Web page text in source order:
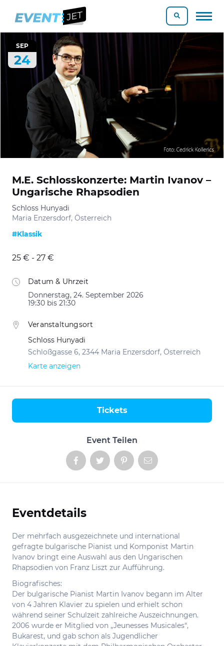
SEP
24
M.E. Schlosskonzerte: Martin Ivanov –
Ungarische Rhapsodien
Schloss Hunyadi
Maria Enzersdorf, Österreich
#Klassik
25 € - 27 €
Datum & Uhrzeit
Donnerstag, 24. September 2026
19:30 bis 21:30
Veranstaltungsort
Schloss Hunyadi
Schloßgasse 6, 2344 Maria Enzersdorf, Österreich
Karte anzeigen
Event Teilen
Tickets
Informationen
Eventdetails
Der mehrfach ausgezeichnete und international
gefragte bulgarische Pianist und Komponist Martin
Ivanov bringt eine Auswahl aus den Ungarischen
Rhapsodien von Franz Liszt zur Aufführung.
Biografisches:
Der bulgarische Pianist Martin Ivanov begann im Alter
von 4 Jahren Klavier zu spielen und erhielt schon
während seiner Schulzeit zahlreiche Auszeichnungen.
2006 wurde er Mitglied von „Jeunesses Musicales“,
Bukarest, und gab schon als Jugendlicher